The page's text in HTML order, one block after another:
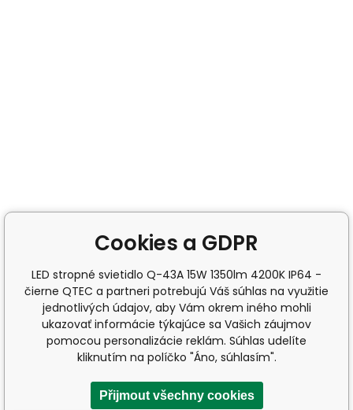
Cookies a GDPR
LED stropné svietidlo Q-43A 15W 1350lm 4200K IP64 -
čierne QTEC a partneri potrebujú Váš súhlas na využitie
jednotlivých údajov, aby Vám okrem iného mohli
ukazovať informácie týkajúce sa Vašich záujmov
pomocou personalizácie reklám. Súhlas udelíte
kliknutím na políčko "Áno, súhlasím".
Přijmout všechny cookies